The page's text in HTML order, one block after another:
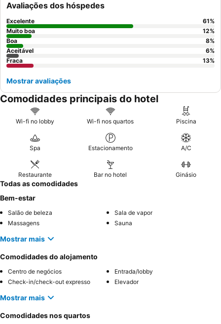
Avaliações dos hóspedes
Excelente 61%
Muito boa
12%
Boa
8%
Aceitável
6%
Fraca
13%
Mostrar avaliações
Comodidades principais do hotel
Wi-fi no lobby Wi-fi nos quartos Piscina
Spa Estacionamento A/C
Restaurante Bar no hotel Ginásio
Todas as comodidades
Bem-estar
Salão de beleza
Sala de vapor
Massagens
Sauna
Mostrar mais
Comodidades do alojamento
Centro de negócios
Entrada/lobby
Check-in/check-out expresso
Elevador
Mostrar mais
Comodidades nos quartos